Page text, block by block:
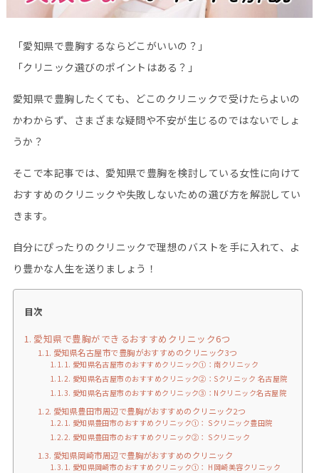
「愛知県で豊胸するならどこがいいの？」
「クリニック選びのポイントはある？」
愛知県で豊胸したくても、どこのクリニックで受けたらよいの
かわからず、さまざまな疑問や不安が生じるのではないでしょ
うか？
そこで本記事では、愛知県で豊胸を検討している女性に向けて
おすすめのクリニックや失敗しないための選び方を解説してい
きます。
自分にぴったりのクリニックで理想のバストを手に入れて、よ
り豊かな人生を送りましょう！
目次
愛知県で豊胸ができるおすすめクリニック6つ
愛知県名古屋市で豊胸がおすすめのクリニック3つ
愛知県名古屋市のおすすめクリニック①：南クリニック
愛知県名古屋市のおすすめクリニック②：Sクリニック 名古屋院
愛知県名古屋市のおすすめクリニック③：Nクリニック名古屋院
愛知県豊田市周辺で豊胸がおすすめのクリニック2つ
愛知県豊田市のおすすめクリニック①： Sクリニック豊田院
愛知県豊田市のおすすめクリニック②： Sクリニック
愛知県岡崎市周辺で豊胸がおすすめのクリニック
愛知県岡崎市のおすすめクリニック①： H岡崎美容クリニック